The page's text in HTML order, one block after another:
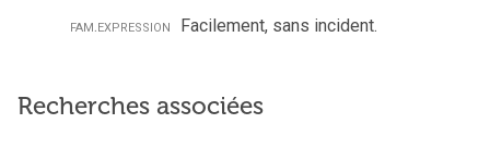
fam.expression Facilement, sans incident.
Recherches associées